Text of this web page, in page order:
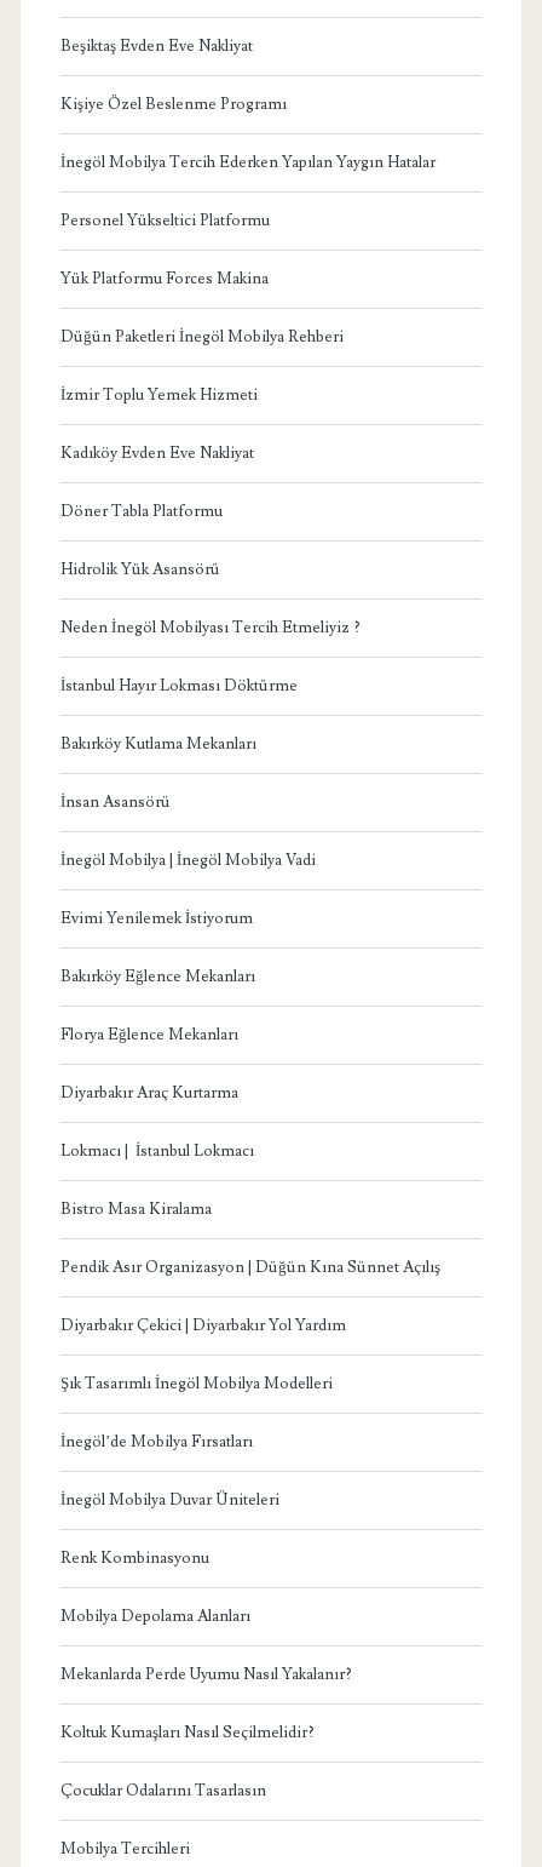
Beşiktaş Evden Eve Nakliyat
Kişiye Özel Beslenme Programı
İnegöl Mobilya Tercih Ederken Yapılan Yaygın Hatalar
Personel Yükseltici Platformu
Yük Platformu Forces Makina
Düğün Paketleri İnegöl Mobilya Rehberi
İzmir Toplu Yemek Hizmeti
Kadıköy Evden Eve Nakliyat
Döner Tabla Platformu
Hidrolik Yük Asansörü
Neden İnegöl Mobilyası Tercih Etmeliyiz ?
İstanbul Hayır Lokması Döktürme
Bakırköy Kutlama Mekanları
İnsan Asansörü
İnegöl Mobilya | İnegöl Mobilya Vadi
Evimi Yenilemek İstiyorum
Bakırköy Eğlence Mekanları
Florya Eğlence Mekanları
Diyarbakır Araç Kurtarma
Lokmacı | İstanbul Lokmacı
Bistro Masa Kiralama
Pendik Asır Organizasyon | Düğün Kına Sünnet Açılış
Diyarbakır Çekici | Diyarbakır Yol Yardım
Şık Tasarımlı İnegöl Mobilya Modelleri
İnegöl’de Mobilya Fırsatları
İnegöl Mobilya Duvar Üniteleri
Renk Kombinasyonu
Mobilya Depolama Alanları
Mekanlarda Perde Uyumu Nasıl Yakalanır?
Koltuk Kumaşları Nasıl Seçilmelidir?
Çocuklar Odalarını Tasarlasın
Mobilya Tercihleri